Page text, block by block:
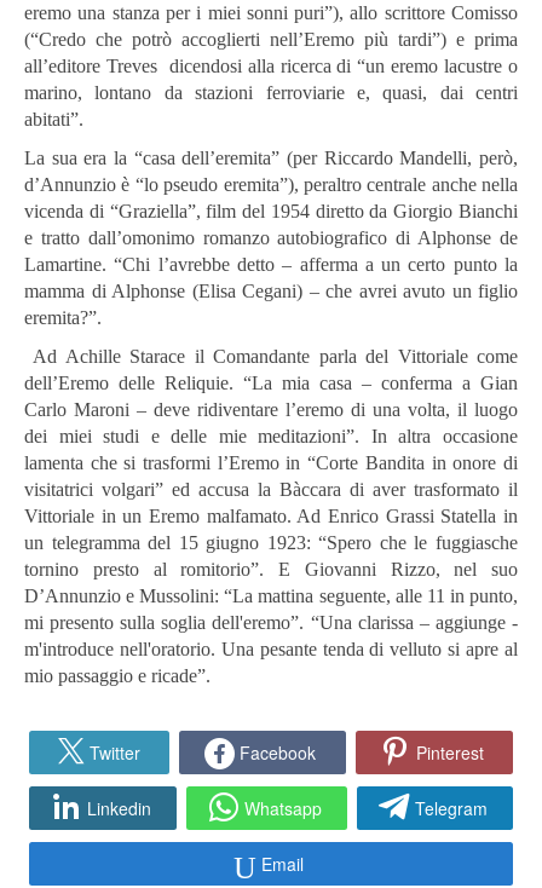
eremo una stanza per i miei sonni puri”), allo scrittore Comisso
(“Credo che potrò accoglierti nell’Eremo più tardi”) e prima
all’editore Treves dicendosi alla ricerca di “un eremo lacustre o
marino, lontano da stazioni ferroviarie e, quasi, dai centri
abitati”.
La sua era la “casa dell’eremita” (per Riccardo Mandelli, però,
d’Annunzio è “lo pseudo eremita”), peraltro centrale anche nella
vicenda di “Graziella”, film del 1954 diretto da Giorgio Bianchi
e tratto dall’omonimo romanzo autobiografico di Alphonse de
Lamartine. “Chi l’avrebbe detto – afferma a un certo punto la
mamma di Alphonse (Elisa Cegani) – che avrei avuto un figlio
eremita?”.
Ad Achille Starace il Comandante parla del Vittoriale come
dell’Eremo delle Reliquie. “La mia casa – conferma a Gian
Carlo Maroni – deve ridiventare l’eremo di una volta, il luogo
dei miei studi e delle mie meditazioni”. In altra occasione
lamenta che si trasformi l’Eremo in “Corte Bandita in onore di
visitatrici volgari” ed accusa la Bàccara di aver trasformato il
Vittoriale in un Eremo malfamato. Ad Enrico Grassi Statella in
un telegramma del 15 giugno 1923: “Spero che le fuggiasche
tornino presto al romitorio”. E Giovanni Rizzo, nel suo
D’Annunzio e Mussolini: “La mattina seguente, alle 11 in punto,
mi presento sulla soglia dell'eremo”. “Una clarissa – aggiunge -
m'introduce nell'oratorio. Una pesante tenda di velluto si apre al
mio passaggio e ricade”.
Twitter Facebook Pinterest
Linkedin Whatsapp Telegram
Email